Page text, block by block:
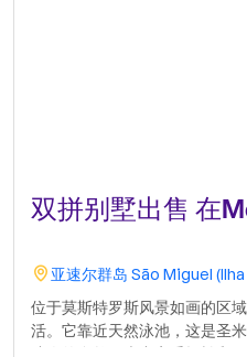
双拼别墅出售 在
亚速尔群岛 São Miguel
位于莫斯特罗斯风景如画的区
活。它靠近天然泳池，这是圣